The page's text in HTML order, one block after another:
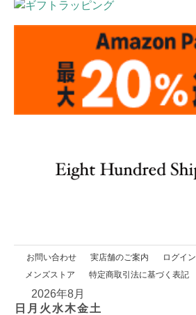
お問い合わせ 実店舗のご案内 ログイン
メンズストア
特定商取引法に基づく表記
2026年8月
日 月 火 水木金土